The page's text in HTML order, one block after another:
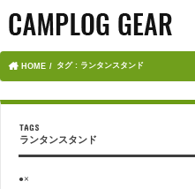
HOME タグ : ランタンスタンド
ランタンスタンド
●×